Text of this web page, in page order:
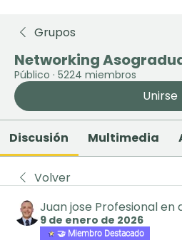
Grupos
Networking
Público · 5224 miembros
Unirse
Discusión Multimedia
Volver
Juan jose Profesional en
9 de enero de 2026
🤝 Miembro Destacado